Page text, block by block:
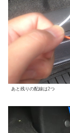
あと残りの配線は2つ